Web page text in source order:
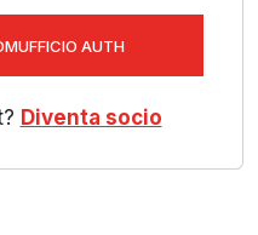
AUTH
Diventa socio